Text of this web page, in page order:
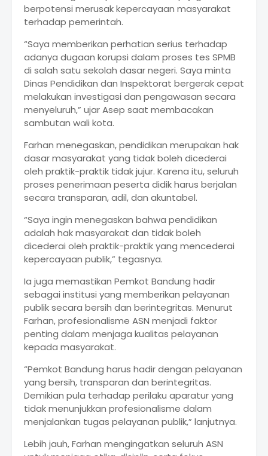
berpotensi merusak kepercayaan masyarakat
terhadap pemerintah.
“Saya memberikan perhatian serius terhadap
adanya dugaan korupsi dalam proses tes SPMB
di salah satu sekolah dasar negeri. Saya minta
Dinas Pendidikan dan Inspektorat bergerak cepat
melakukan investigasi dan pengawasan secara
menyeluruh,” ujar Asep saat membacakan
sambutan wali kota.
Farhan menegaskan, pendidikan merupakan hak
dasar masyarakat yang tidak boleh dicederai
oleh praktik-praktik tidak jujur. Karena itu, seluruh
proses penerimaan peserta didik harus berjalan
secara transparan, adil, dan akuntabel.
“Saya ingin menegaskan bahwa pendidikan
adalah hak masyarakat dan tidak boleh
dicederai oleh praktik-praktik yang mencederai
kepercayaan publik,” tegasnya.
Ia juga memastikan Pemkot Bandung hadir
sebagai institusi yang memberikan pelayanan
publik secara bersih dan berintegritas. Menurut
Farhan, profesionalisme ASN menjadi faktor
penting dalam menjaga kualitas pelayanan
kepada masyarakat.
“Pemkot Bandung harus hadir dengan pelayanan
yang bersih, transparan dan berintegritas.
Demikian pula terhadap perilaku aparatur yang
tidak menunjukkan profesionalisme dalam
menjalankan tugas pelayanan publik,” lanjutnya.
Lebih jauh, Farhan mengingatkan seluruh ASN